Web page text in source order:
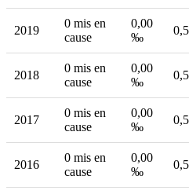
2019
0 mis en
cause
0,00
‰
2018
0 mis en
cause
0,00
‰
2017
0 mis en
cause
0,00
‰
2016
0 mis en
cause
0,00
‰